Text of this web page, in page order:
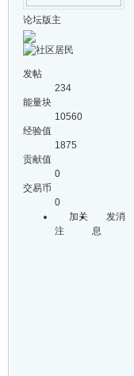
论坛版主
发帖
234
能量块
10560
经验值
1875
贡献值
0
交易币
0
加关
注
发消
息